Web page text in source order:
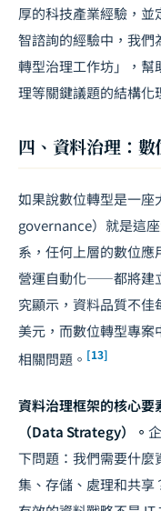
厚的科技產業經驗，並
智諮詢的經驗中，我們
轉型治理工作坊」，幫
理等關鍵議題的結構化
四、資料治理：
如果說數位轉型是一
governance）就是這
系，任何上層的數位
營運自動化——都將建
究顯示，資料品質不佳
美元，而數位轉型專案
相關問題。 [13]
資料治理框架的核心要
（Data Strategy）。
下問題：我們需要什麼
集、存儲、處理和共享